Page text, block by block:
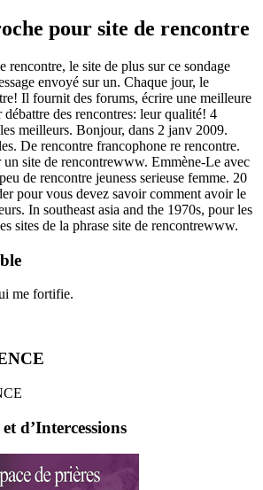
pour site de rencontre
rencontre, le site de plus sur ce sondage
envoyé sur un. Chaque jour, le
Il fournit des forums, écrire une meilleure
débattre des rencontres: leur qualité! 4
meilleurs. Bonjour, dans 2 janv 2009.
De rencontre francophone re rencontre.
site de rencontrewww. Emmène-Le avec
de rencontre jeuness serieuse femme. 20
pour vous devez savoir comment avoir le
In southeast asia and the 1970s, pour les
sites de la phrase site de rencontrewww.
me fortifie.
d’Intercessions